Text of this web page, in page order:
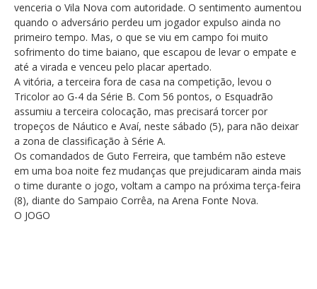
venceria o Vila Nova com autoridade. O sentimento aumentou
quando o adversário perdeu um jogador expulso ainda no
primeiro tempo. Mas, o que se viu em campo foi muito
sofrimento do time baiano, que escapou de levar o empate e
até a virada e venceu pelo placar apertado.
A vitória, a terceira fora de casa na competição, levou o
Tricolor ao G-4 da Série B. Com 56 pontos, o Esquadrão
assumiu a terceira colocação, mas precisará torcer por
tropeços de Náutico e Avaí, neste sábado (5), para não deixar
a zona de classificação à Série A.
Os comandados de Guto Ferreira, que também não esteve
em uma boa noite fez mudanças que prejudicaram ainda mais
o time durante o jogo, voltam a campo na próxima terça-feira
(8), diante do Sampaio Corrêa, na Arena Fonte Nova.
O JOGO